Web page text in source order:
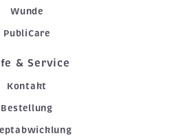
Wunde
PubliCare
& Service
Kontakt
Bestellung